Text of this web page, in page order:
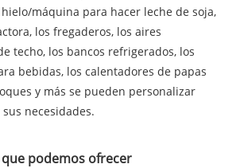
máquina para hacer leche de soja,
los fregaderos, los aires
techo, los bancos refrigerados, los
bebidas, los calentadores de papas
y más se pueden personalizar
necesidades.
podemos ofrecer